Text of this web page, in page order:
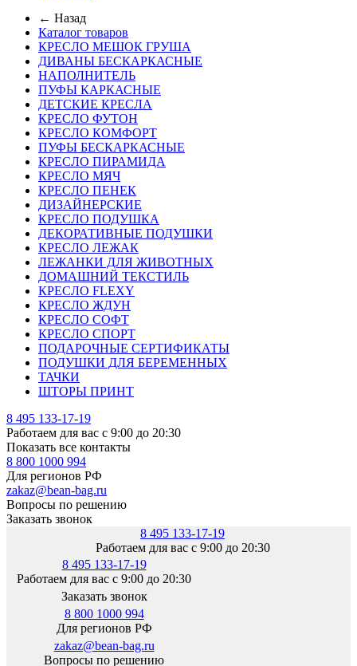
← Назад
Каталог товаров
КРЕСЛО МЕШОК ГРУША
ДИВАНЫ БЕСКАРКАСНЫЕ
НАПОЛНИТЕЛЬ
ПУФЫ КАРКАСНЫЕ
ДЕТСКИЕ КРЕСЛА
КРЕСЛО ФУТОН
КРЕСЛО КОМФОРТ
ПУФЫ БЕСКАРКАСНЫЕ
КРЕСЛО ПИРАМИДА
КРЕСЛО МЯЧ
КРЕСЛО ПЕНЕК
ДИЗАЙНЕРСКИЕ
КРЕСЛО ПОДУШКА
ДЕКОРАТИВНЫЕ ПОДУШКИ
КРЕСЛО ЛЕЖАК
ЛЕЖАНКИ ДЛЯ ЖИВОТНЫХ
ДОМАШНИЙ ТЕКСТИЛЬ
КРЕСЛО FLEXY
КРЕСЛО ЖДУН
КРЕСЛО СОФТ
КРЕСЛО СПОРТ
ПОДАРОЧНЫЕ СЕРТИФИКАТЫ
ПОДУШКИ ДЛЯ БЕРЕМЕННЫХ
ТАЧКИ
ШТОРЫ ПРИНТ
8 495 133-17-19
Работаем для вас с 9:00 до 20:30
Показать все контакты
8 800 1000 994
Для регионов РФ
zakaz@bean-bag.ru
Вопросы по решению
Заказать звонок
8 495 133-17-19
Работаем для вас с 9:00 до 20:30
8 495 133-17-19
Работаем для вас с 9:00 до 20:30
Заказать звонок
8 800 1000 994
Для регионов РФ
zakaz@bean-bag.ru
Вопросы по решению